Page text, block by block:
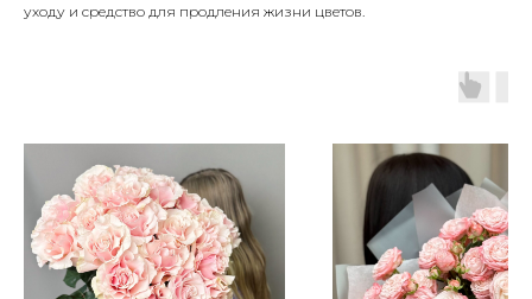
уходу и средство для продления жизни цветов.